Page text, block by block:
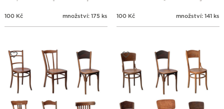
100 Kč množství: 175 ks 100 Kč množství: 141 ks